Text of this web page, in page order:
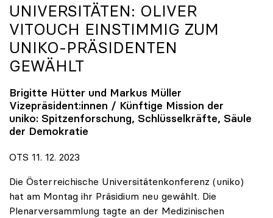
UNIVERSITÄTEN: OLIVER
VITOUCH EINSTIMMIG ZUM
UNIKO-PRÄSIDENTEN
GEWÄHLT
Brigitte Hütter und Markus Müller
Vizepräsident:innen / Künftige Mission der
uniko: Spitzenforschung, Schlüsselkräfte, Säule
der Demokratie
OTS 11. 12. 2023
Die Österreichische Universitätenkonferenz (uniko)
hat am Montag ihr Präsidium neu gewählt. Die
Plenarversammlung tagte an der Medizinischen